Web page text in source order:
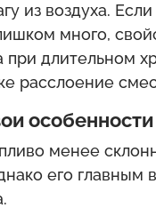
из воздуха.
много,
при длительном
расслоение
особенности
менее
его главным